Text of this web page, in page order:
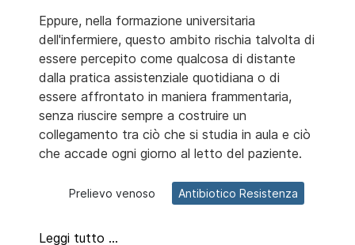
Eppure, nella formazione universitaria
dell'infermiere, questo ambito rischia talvolta di
essere percepito come qualcosa di distante
dalla pratica assistenziale quotidiana o di
essere affrontato in maniera frammentaria,
senza riuscire sempre a costruire un
collegamento tra ciò che si studia in aula e ciò
che accade ogni giorno al letto del paziente.
Prelievo venoso Antibiotico Resistenza
Leggi tutto …